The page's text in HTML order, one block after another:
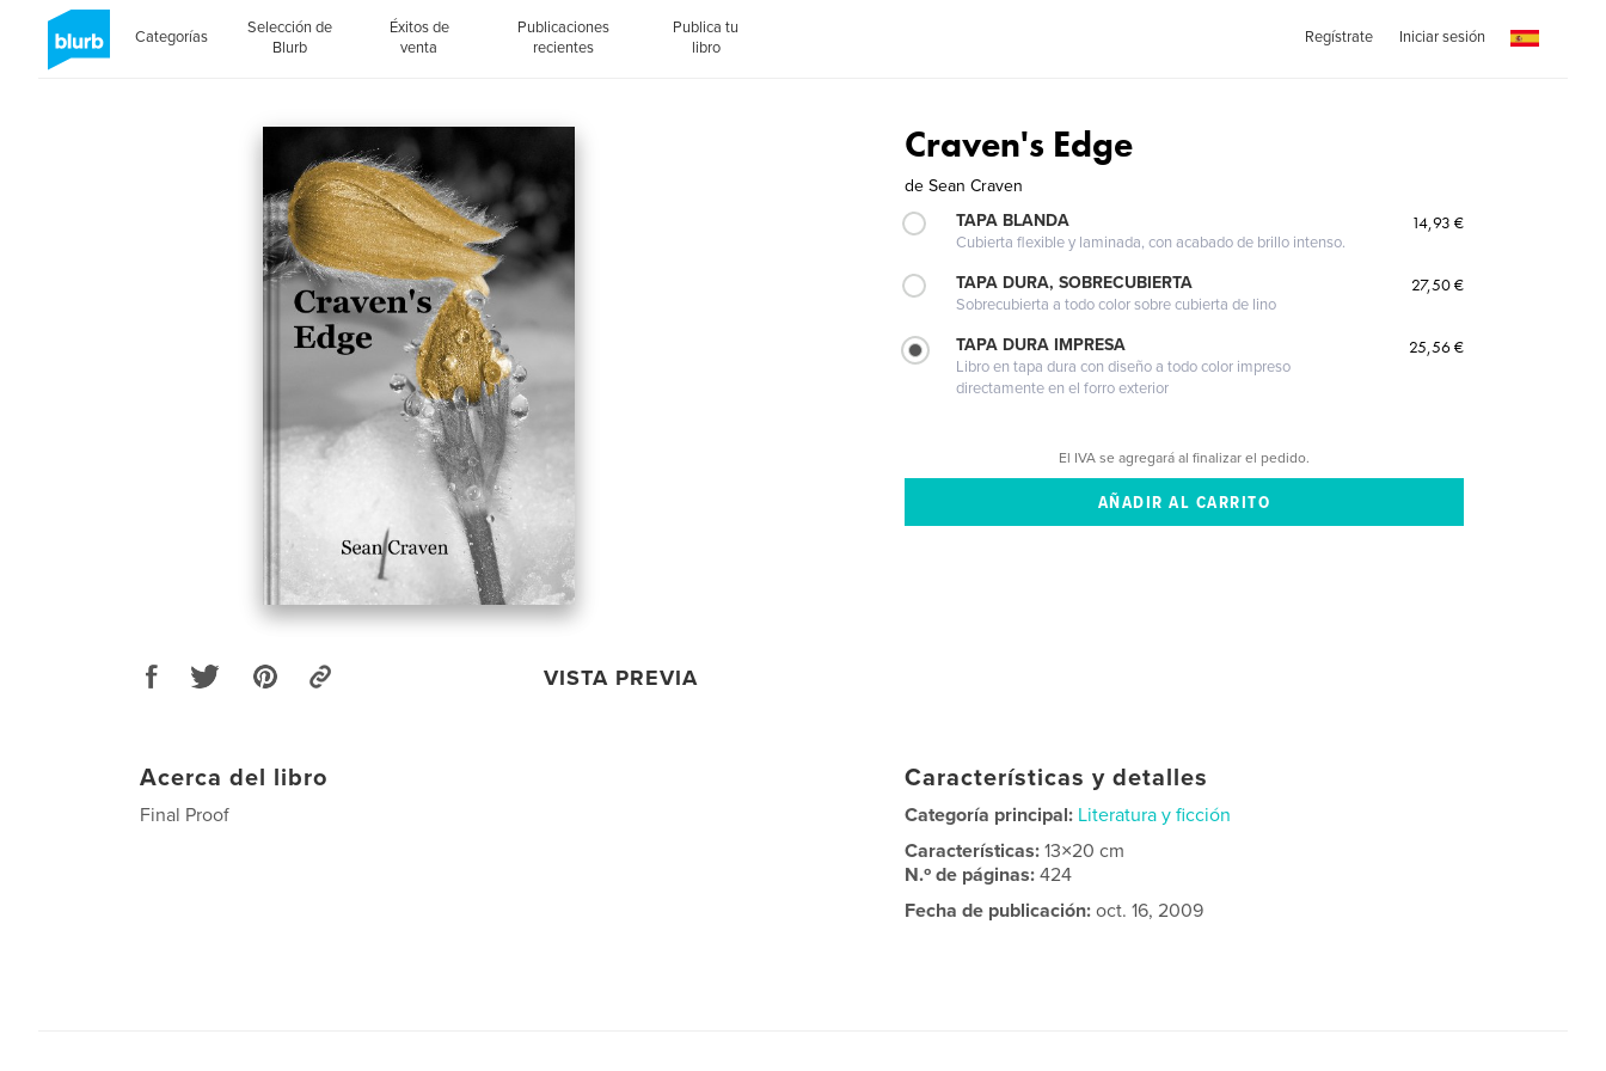
Categorías
Selección de
Blurb
Éxitos de
venta
Publicaciones
recientes
Publica tu
libro
Regístrate Iniciar sesión
VISTA PREVIA
Craven's Edge
de Sean Craven
TAPA BLANDA
Cubierta flexible y laminada, con acabado de brillo intenso.
14,93 €
TAPA DURA, SOBRECUBIERTA
Sobrecubierta a todo color sobre cubierta de lino
27,50 €
TAPA DURA IMPRESA
Libro en tapa dura con diseño a todo color impreso
directamente en el forro exterior
25,56 €
El IVA se agregará al finalizar el pedido.
Acerca del libro
Final Proof
Características y detalles
Categoría principal: Literatura y ficción
Características:13×20 cm
N.º de páginas:424
Fecha de publicación: oct. 16, 2009